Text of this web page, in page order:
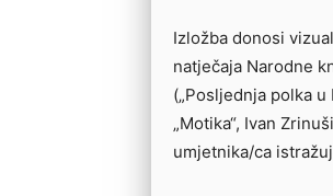
Izložba donosi
natječaja Narodne
(„Posljednja polka
„Motika“, Ivan
umjetnika/ca